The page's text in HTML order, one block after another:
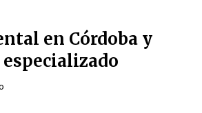
en Córdoba y